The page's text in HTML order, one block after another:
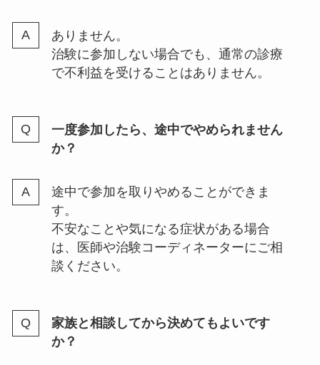
ありません。
治験に参加しない場合でも、通常の診療
で不利益を受けることはありません。
一度参加したら、途中でやめられません
か？
途中で参加を取りやめることができま
す。
不安なことや気になる症状がある場合
は、医師や治験コーディネーターにご相
談ください。
家族と相談してから決めてもよいです
か？